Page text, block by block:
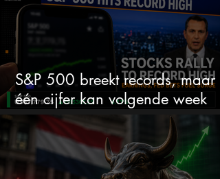
S&P 500 breekt records, maar
één cijfer kan volgende week
alles veranderen